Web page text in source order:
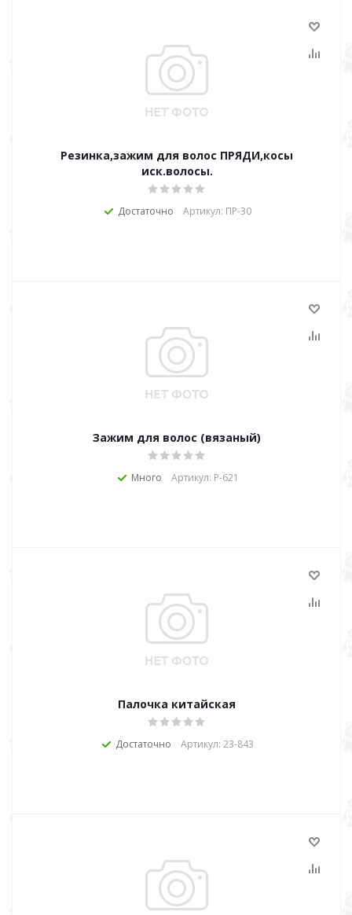
Резинка,зажим для волос ПРЯДИ,косы
иск.волосы.
Достаточно Артикул: ПР-30
Зажим для волос (вязаный)
Много Артикул: Р-621
Палочка китайская
Достаточно Артикул: 23-843